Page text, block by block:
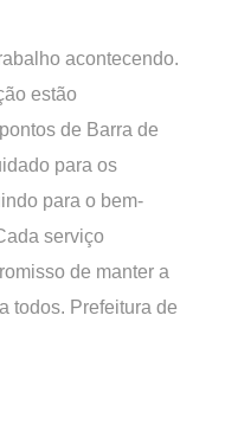
acontecendo.
estão
de Barra de
para os
para o bem-
serviço
de manter a
todos. Prefeitura de